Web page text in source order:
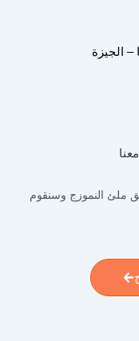
ملئ النموزج وسنقوم